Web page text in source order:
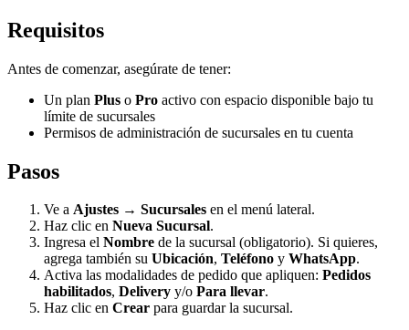
Requisitos
Antes de comenzar, asegúrate de tener:
Un plan Plus o Pro activo con espacio disponible bajo tu
límite de sucursales
Permisos de administración de sucursales en tu cuenta
Pasos
Ve a Ajustes → Sucursales en el menú lateral.
Haz clic en Nueva Sucursal.
Ingresa el Nombre de la sucursal (obligatorio). Si quieres,
agrega también su Ubicación, Teléfono y WhatsApp.
Activa las modalidades de pedido que apliquen: Pedidos
habilitados, Delivery y/o Para llevar.
Haz clic en Crear para guardar la sucursal.